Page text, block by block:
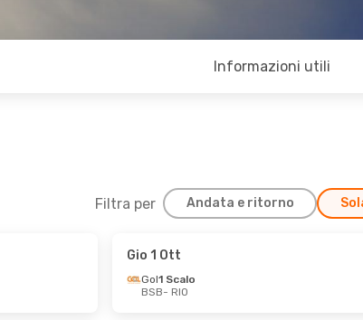
Informazioni utili
Filtra per Andata e ritorno
Gio 1 Ott
Gol1 Scalo
BSB- RIO